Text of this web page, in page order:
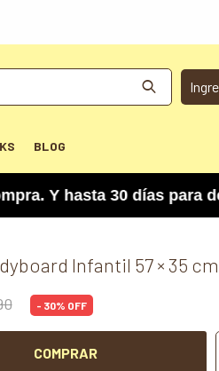
BLOG
hasta 30 días para
Infantil 57 × 35
30
COMPRAR